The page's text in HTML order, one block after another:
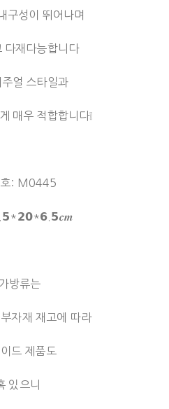
구성이 뛰어나며
다재다능합니다
얼 스타일과
매우 적합합니다❕
호: M0445
방류는
자재 재고에 따라
드 제품도
있으니